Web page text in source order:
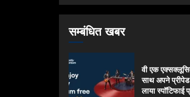
सम्बंधित खबर
वी एक
साथ अपने
लाया स्पॉटिफाई